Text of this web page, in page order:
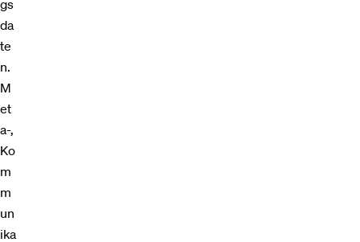
gs
da
te
n.
M
et
a-,
Ko
m
m
un
ika